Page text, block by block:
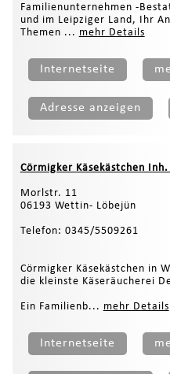
Familienunternehmen -
und im Leipziger Land, Ihr
Themen ... mehr Details
Internetseite
Adresse anzeigen
Cörmigker Käsekästchen
Morlstr. 11
06193 Wettin- Löbejün
Telefon: 0345/5509261
Cörmigker Käsekästchen in
die kleinste Käseräucherei
Ein Familienb... mehr Details
Internetseite